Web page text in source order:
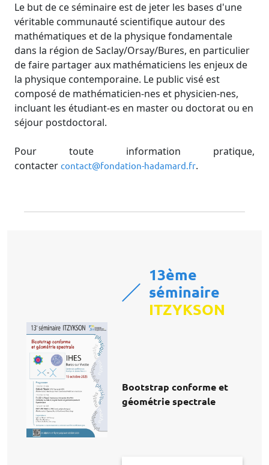
Le but de ce séminaire est de jeter les bases d'une
véritable communauté scientifique autour des
mathématiques et de la physique fondamentale
dans la région de Saclay/Orsay/Bures, en particulier
de faire partager aux mathématiciens les enjeux de
la physique contemporaine. Le public visé est
composé de mathématicien-nes et physicien-nes,
incluant les étudiant-es en master ou doctorat ou en
séjour postdoctoral.
Pour toute information pratique,
contacter contact@fondation-hadamard.fr.
13ème
séminaire
ITZYKSON
Bootstrap conforme et
géométrie spectrale